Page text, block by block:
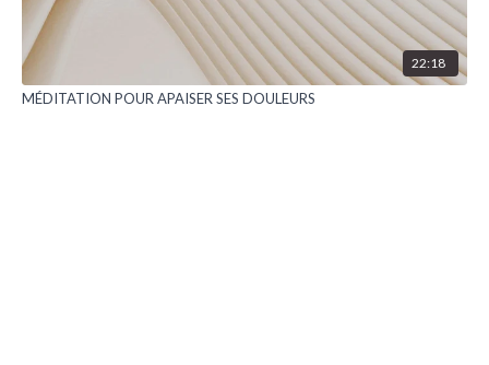
22:18
MÉDITATION POUR APAISER SES DOULEURS